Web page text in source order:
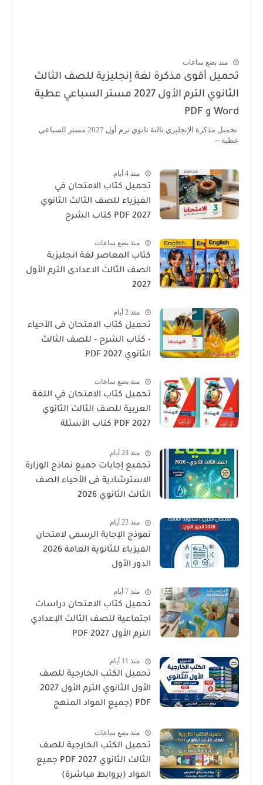
منذ بضع ساعات
تحميل أقوى مذكرة لغة إنجليزية للصف الثالث
الثانوي الترم الأول 2027 مستر السباعي عطية
Word و PDF
تحميل مذكرة الإنجليزي ثالثة ثانوي ترم أول 2027 مستر السباعي
عطية --
منذ 4 أيام
تحميل كتاب الامتحان في
الفيزياء للصف الثالث الثانوي
2027 PDF كتاب الشرح
منذ بضع ساعات
كتاب المعاصر لغة انجليزية
الصف الثالث الاعدادى الترم الأول
2027
منذ 2 أيام
تحميل كتاب الامتحان فى الأحياء
- كتاب الشرح - للصف الثالث
الثانوي 2027 PDF
منذ بضع ساعات
تحميل كتاب الامتحان في اللغة
العربية للصف الثالث الثانوي
2027 PDF كتاب الأسئلة
منذ 23 أيام
تجميع إجابات جميع نماذج الوزارة
الاسترشادية فى الأحياء الصف
الثالث الثانوي 2026
منذ 22 أيام
نموذج الإجابة الرسمى لامتحان
الفيزياء للثانوية العامة 2026
الدور الأول
منذ 7 أيام
تحميل كتاب الامتحان دراسات
اجتماعية للصف الثالث الإعدادي
الترم الأول 2027 PDF
منذ 11 أيام
تحميل الكتب الخارجية للصف
الأول الثانوي الترم الأول 2027
PDF (جميع المواد المنهج
منذ بضع ساعات
تحميل الكتب الخارجية للصف
الثالث الثانوي 2027 PDF جميع
المواد (بروابط مباشرة)